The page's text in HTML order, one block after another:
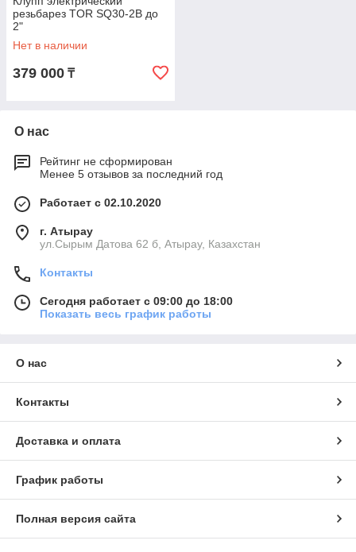
резьбарез TOR SQ30-2B до
2"
Нет в наличии
379 000 ₸
О нас
Рейтинг не сформирован
Менее 5 отзывов за последний год
Работает с 02.10.2020
г. Атырау
ул.Сырым Датова 62 б, Атырау, Казахстан
Контакты
Сегодня работает с 09:00 до 18:00
Показать весь график работы
О нас
Контакты
Доставка и оплата
График работы
Полная версия сайта